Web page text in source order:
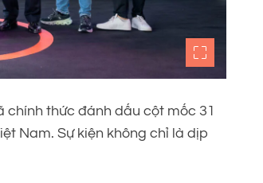
chính thức đánh dấu cột mốc 31
Nam. Sự kiện không chỉ là dịp